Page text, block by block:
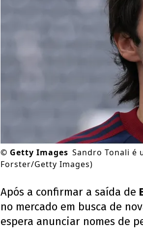
© Getty Images Sandro Tonali é
Forster/Getty Images)
Após a confirmar a saída de
no mercado em busca de
espera anunciar nomes de